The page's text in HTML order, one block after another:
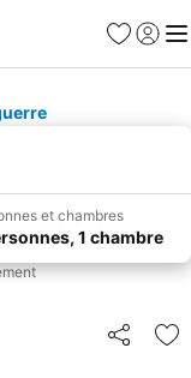
Favoris
Se
et chambres
1 chambre
Partager